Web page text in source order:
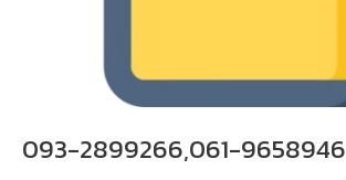
093-2899266,061-9658946